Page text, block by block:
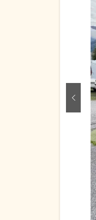
zurück